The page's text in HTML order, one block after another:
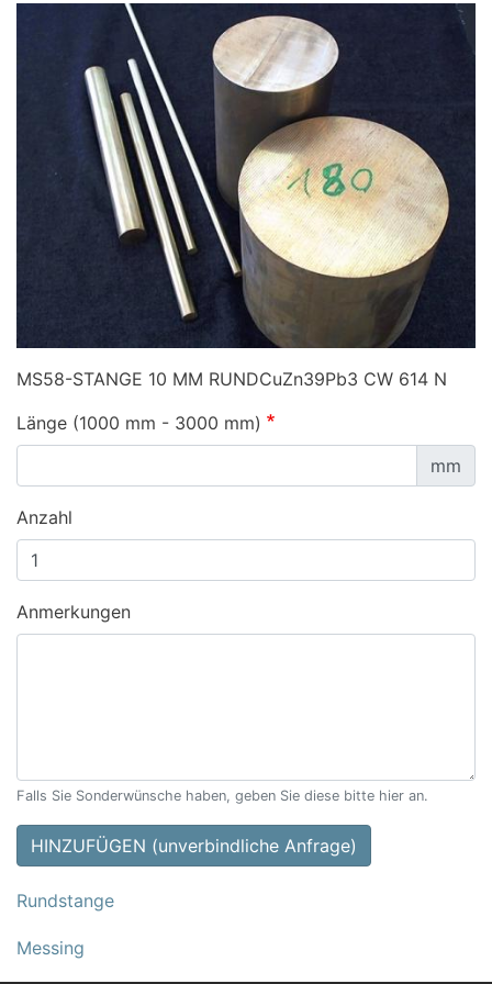
MS58-STANGE 10 MM RUNDCuZn39Pb3 CW 614 N
Länge (1000 mm - 3000 mm)
mm
Anzahl
Anmerkungen
Falls Sie Sonderwünsche haben, geben Sie diese bitte hier an.
HINZUFÜGEN (unverbindliche Anfrage)
Rundstange
Messing